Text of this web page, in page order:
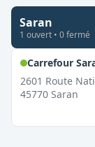
Saran
1 ouvert • 0fermé
Carrefour
2601 Route
45770 Saran